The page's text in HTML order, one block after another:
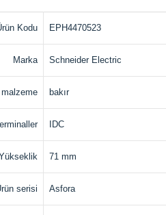
Kodu EPH4470523
Marka Schneider Electric
bakır
IDC
71 mm
serisi Asfora